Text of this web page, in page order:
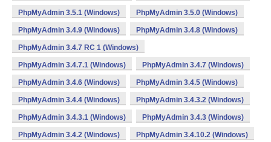
PhpMyAdmin 3.5.1 (Windows) PhpMyAdmin 3.5.0 (Windows)
PhpMyAdmin 3.4.9 (Windows) PhpMyAdmin 3.4.8 (Windows)
PhpMyAdmin 3.4.7 RC 1 (Windows)
PhpMyAdmin 3.4.7.1 (Windows) PhpMyAdmin 3.4.7 (Windows)
PhpMyAdmin 3.4.6 (Windows) PhpMyAdmin 3.4.5 (Windows)
PhpMyAdmin 3.4.4 (Windows) PhpMyAdmin 3.4.3.2 (Windows)
PhpMyAdmin 3.4.3.1 (Windows) PhpMyAdmin 3.4.3 (Windows)
PhpMyAdmin 3.4.2 (Windows) PhpMyAdmin 3.4.10.2 (Windows)